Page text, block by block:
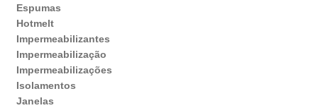
Espumas
Hotmelt
Impermeabilizantes
Impermeabilização
Impermeabilizações
Isolamentos
Janelas